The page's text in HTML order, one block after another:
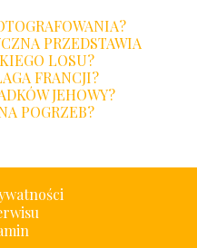
PRZEDSTAWIA
LOSU?
FRANCJI?
JEHOWY?
POGRZEB?